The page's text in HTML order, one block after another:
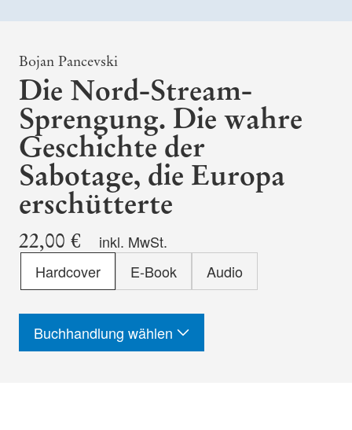
Bojan Pancevski
Die Nord-Stream-
Sprengung. Die wahre
Geschichte der
Sabotage, die Europa
erschütterte
22,00 €
inkl. MwSt.
Hardcover E-Book Audio
Buchhandlung wählen